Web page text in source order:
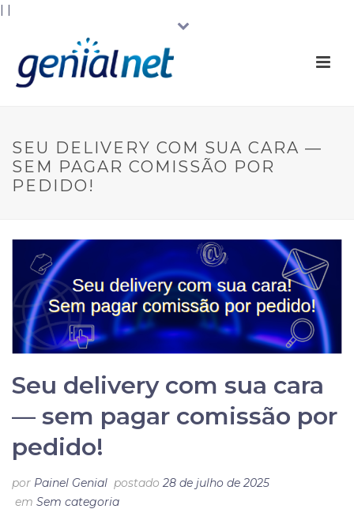
| |
SEU DELIVERY COM SUA CARA —
SEM PAGAR COMISSÃO POR
PEDIDO!
Seu delivery com sua cara
— sem pagar comissão por
pedido!
por Painel Genial postado 28 de julho de 2025
em Sem categoria